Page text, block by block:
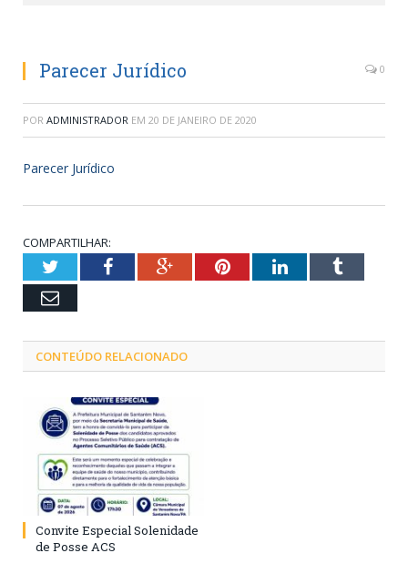
Parecer Jurídico 0
POR ADMINISTRADOR EM 20 DE JANEIRO DE 2020
Parecer Jurídico
COMPARTILHAR:
TwitterFacebookGoogle+PinterestLinkedInTumblr
Email
CONTEÚDO RELACIONADO
Convite Especial Solenidade
de Posse ACS